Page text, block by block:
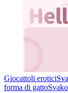
Giocattoli erotici
forma di gatto